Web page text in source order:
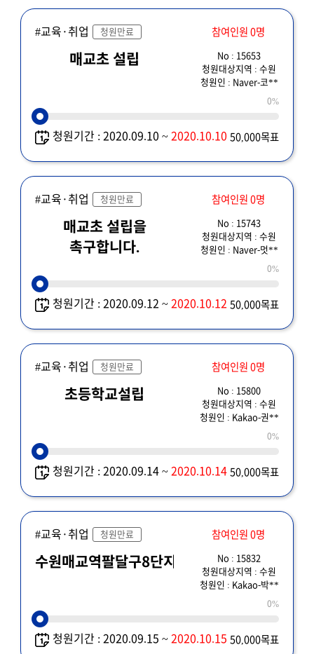
#교육·취업 청원만료 참여인원 0명
매교초 설립
No : 15653
청원대상지역 : 수원
청원인 : Naver-코**
0%
청원기간 : 2020.09.10 ~2020.10.10 50,000목표
#교육·취업 청원만료 참여인원 0명
매교초 설립을
촉구합니다.
No : 15743
청원대상지역 : 수원
청원인 : Naver-멋**
0%
청원기간 : 2020.09.12 ~2020.10.12 50,000목표
#교육·취업 청원만료 참여인원 0명
초등학교설립
No : 15800
청원대상지역 : 수원
청원인 : Kakao-권**
0%
청원기간 : 2020.09.14 ~2020.10.14 50,000목표
#교육·취업 청원만료 참여인원 0명
수원매교역팔달구8단지초등학교No : 15832
청원대상지역 : 수원
청원인 : Kakao-박**
0%
청원기간 : 2020.09.15 ~2020.10.15 50,000목표